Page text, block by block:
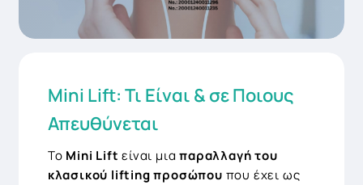
Mini Lift: Τι Είναι & σε Ποιους
Απευθύνεται
Το Mini Lift είναι μιαπαραλλαγή του
κλασικού lifting προσώπου που έχει ως